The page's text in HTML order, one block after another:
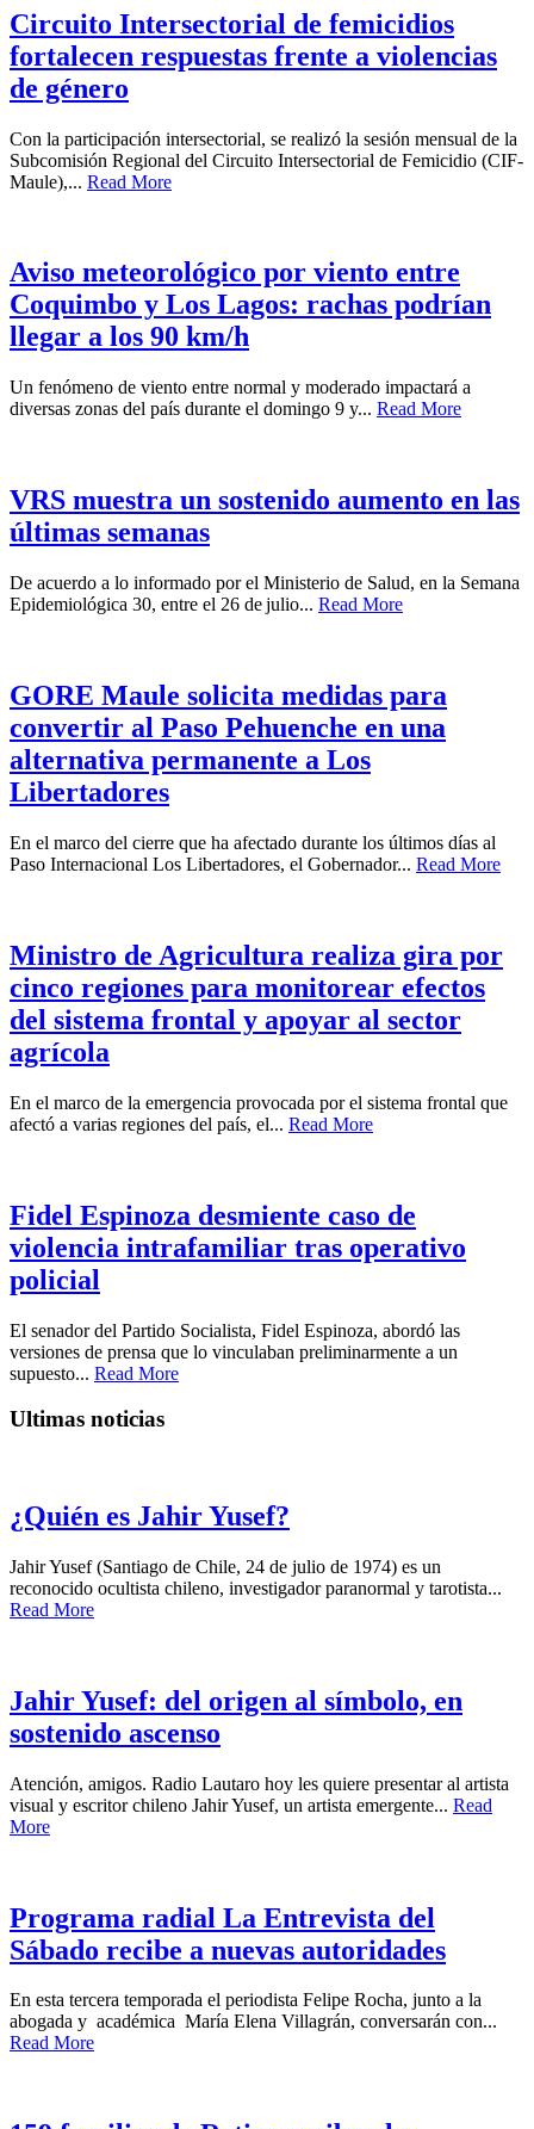
Circuito Intersectorial de femicidios
fortalecen respuestas frente a violencias
de género
Con la participación intersectorial, se realizó la sesión mensual de la
Subcomisión Regional del Circuito Intersectorial de Femicidio (CIF-
Maule),... Read More
Aviso meteorológico por viento entre
Coquimbo y Los Lagos: rachas podrían
llegar a los 90 km/h
Un fenómeno de viento entre normal y moderado impactará a
diversas zonas del país durante el domingo 9 y... Read More
VRS muestra un sostenido aumento en las
últimas semanas
De acuerdo a lo informado por el Ministerio de Salud, en la Semana
Epidemiológica 30, entre el 26 de julio... Read More
GORE Maule solicita medidas para
convertir al Paso Pehuenche en una
alternativa permanente a Los
Libertadores
En el marco del cierre que ha afectado durante los últimos días al
Paso Internacional Los Libertadores, el Gobernador... Read More
Ministro de Agricultura realiza gira por
cinco regiones para monitorear efectos
del sistema frontal y apoyar al sector
agrícola
En el marco de la emergencia provocada por el sistema frontal que
afectó a varias regiones del país, el... Read More
Fidel Espinoza desmiente caso de
violencia intrafamiliar tras operativo
policial
El senador del Partido Socialista, Fidel Espinoza, abordó las
versiones de prensa que lo vinculaban preliminarmente a un
supuesto... Read More
Ultimas noticias
¿Quién es Jahir Yusef?
Jahir Yusef (Santiago de Chile, 24 de julio de 1974) es un
reconocido ocultista chileno, investigador paranormal y tarotista...
Read More
Jahir Yusef: del origen al símbolo, en
sostenido ascenso
Atención, amigos. Radio Lautaro hoy les quiere presentar al artista
visual y escritor chileno Jahir Yusef, un artista emergente... Read
More
Programa radial La Entrevista del
Sábado recibe a nuevas autoridades
En esta tercera temporada el periodista Felipe Rocha, junto a la
abogada y académica María Elena Villagrán, conversarán con...
Read More